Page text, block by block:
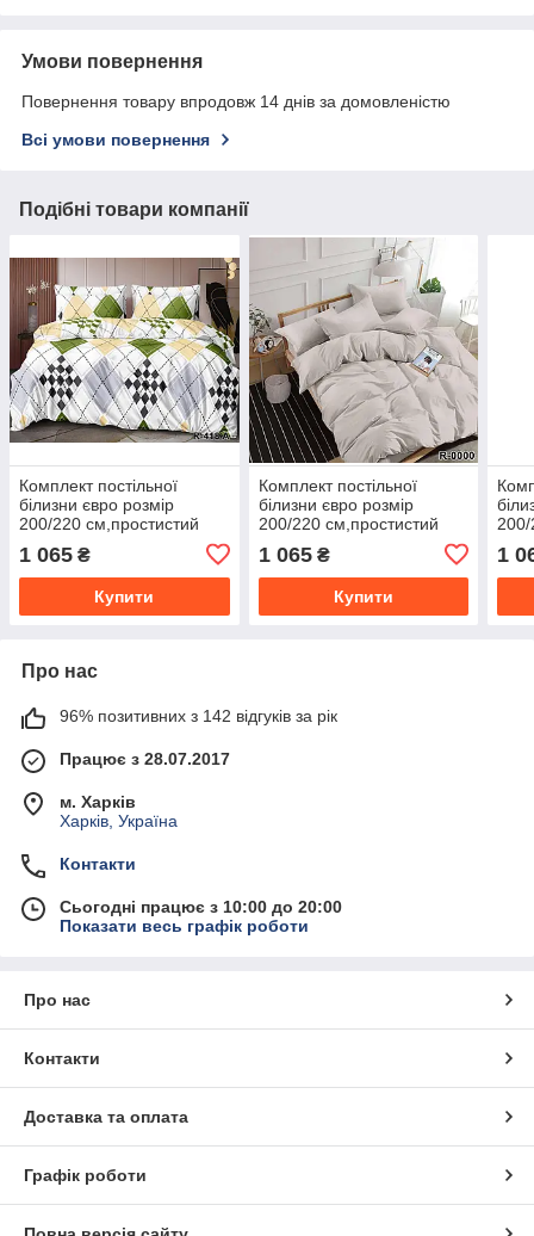
Умови повернення
Повернення товару впродовж 14 днів за домовленістю
Всі умови повернення
Подібні товари компанії
Комплект постільної
білизни євро розмір
200/220 см,простистий
70/70,тканина сатин 100%
бавовна
1 065 ₴
Купити
Комплект постільної
білизни євро розмір
200/220 см,простистий
70/70,тканина сатин 100%
бавовна
1 065₴
Купити
200/
70/
1
Про нас
96% позитивних з 142 відгуків за рік
Працює з 28.07.2017
м. Харків
Харків, Україна
Контакти
Сьогодні працює з 10:00 до 20:00
Показати весь графік роботи
Про нас
Контакти
Доставка та оплата
Графік роботи